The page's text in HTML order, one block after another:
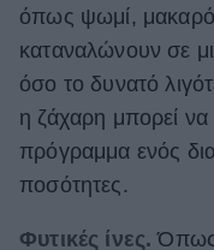
όπως ψωμί,
καταναλώνουν σε
όσο το δυνατό
η ζάχαρη μπορεί να
πρόγραμμα ενός
ποσότητες.
Φυτικές ίνες. Όπως